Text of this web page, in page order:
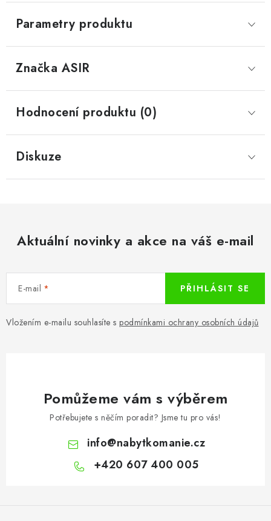
Parametry produktu
Značka ASIR
Hodnocení produktu (0)
Diskuze
Aktuální novinky a akce na váš e-mail
E-mail
Vložením e-mailu souhlasíte s podmínkami ochrany osobních údajů
PŘIHLÁSIT SE
Pomůžeme vám s výběrem
Potřebujete s něčím poradit? Jsme tu pro vás!
info@nabytkomanie.cz
+420 607 400 005